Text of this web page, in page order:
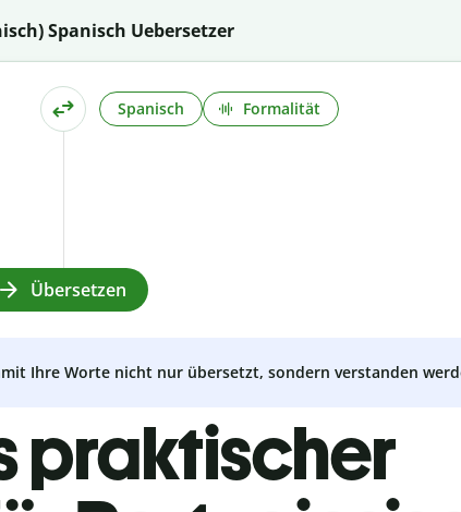
Spanisch Uebersetzer
Spanisch Formalität
Übersetzen
Ihre Worte nicht nur übersetzt, sondern verstanden
praktischer